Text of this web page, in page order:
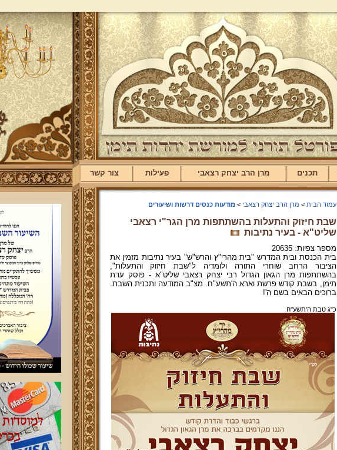
תכנים מרן הרב יצחק רצאבי פעילות צור קשר
עמוד הבית > מרן הרב יצחק רצאבי >מודעות כנסים דרשות ושיעורים
שבת חיזוק והתעלות בהשתתפות מרן הגר"י רצאבי
שליט"א - בעיר נתיבות
מספר צפיות: 20635
בית הכנסת ובית המדרש "בית מהרי"ץ והרש"ש" בעיר נתיבות מזמין את
הציבור הרחב שוחרי התורה ולומדיה ל"שבת חיזוק והתעלות",
בהשתתפות מרן הגאון הגדול רבי יצחק רצאבי שליט"א - פוסק עדת
תימן, בשבת קודש פרשת וארא ה'תשע"ח. מצ"ב המודעה ותכנית השבת.
ברוכים הבאים בשם ה'!
כ"ג טבת ה'תשע''ח